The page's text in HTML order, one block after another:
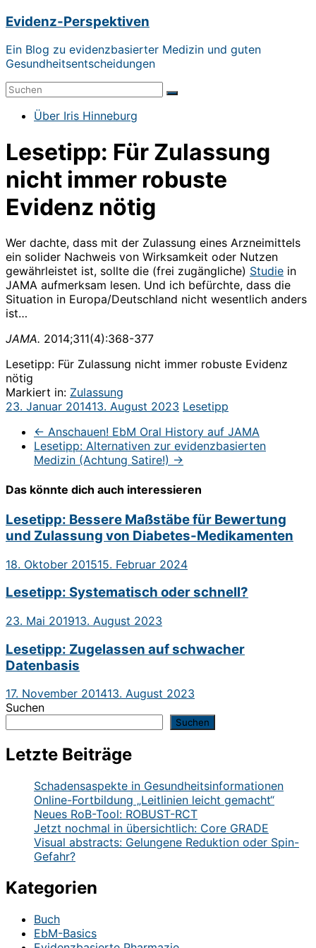
Zum
springen
Evidenz-Perspektiven
Ein Blog zu evidenzbasierter Medizin und guten
Gesundheitsentscheidungen
Menü Über Iris Hinneburg
Lesetipp: Für Zulassung
nicht immer robuste
Evidenz nötig
Wer dachte, dass mit der Zulassung eines Arzneimittels
ein solider Nachweis von Wirksamkeit oder Nutzen
gewährleistet ist, sollte die (frei zugängliche) Studie in
JAMA aufmerksam lesen. Und ich befürchte, dass die
Situation in Europa/Deutschland nicht wesentlich anders
ist…
JAMA. 2014;311(4):368-377
Lesetipp: Für Zulassung nicht immer robuste Evidenz
nötig
Markiert in: Zulassung
23. Januar 201413. August 2023 Lesetipp
← Anschauen! EbM Oral History auf JAMA
Lesetipp: Alternativen zur evidenzbasierten
Medizin (Achtung Satire!) →
Das könnte dich auch interessieren
Lesetipp: Bessere Maßstäbe für Bewertung
und Zulassung von Diabetes-Medikamenten
18. Oktober 201515. Februar 2024
Lesetipp: Systematisch oder schnell?
23. Mai 201913. August 2023
Lesetipp: Zugelassen auf schwacher
Datenbasis
17. November 201413. August 2023
Suchen
Suchen
Letzte Beiträge
Schadensaspekte in Gesundheitsinformationen
Online-Fortbildung „Leitlinien leicht gemacht“
Neues RoB-Tool: ROBUST-RCT
Jetzt nochmal in übersichtlich: Core GRADE
Visual abstracts: Gelungene Reduktion oder Spin-
Gefahr?
Kategorien
Buch
EbM-Basics